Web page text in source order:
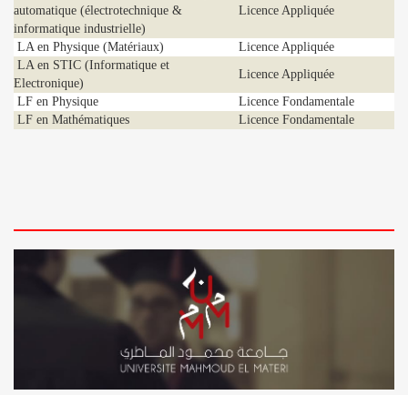
automatique (électrotechnique &
informatique industrielle)
Licence Appliquée
LA en Physique (Matériaux)
Licence Appliquée
LA en STIC (Informatique et
Electronique)
Licence Appliquée
LF en Physique
Licence Fondamentale
LF en Mathématiques
Licence Fondamentale